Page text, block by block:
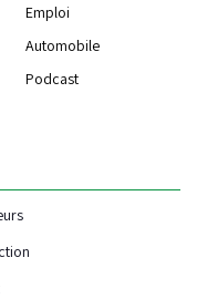
Emploi
Automobile
Podcast